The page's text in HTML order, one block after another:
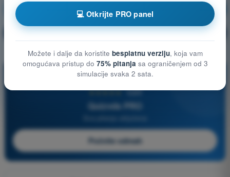
Opšte poznavanje vazduhoplova Vežbanje!
🔒 PRO Objašnjenje pitanja
PRO
★★★★★ 4,6/5
Quizvds PRO
Počnite odmah
💻 Otkrijte PRO panel
Možete i dalje da koristite besplatnu verziju, koja vam
omogućava pristup do 75% pitanja sa ograničenjem od 3
simulacije svaka 2 sata.